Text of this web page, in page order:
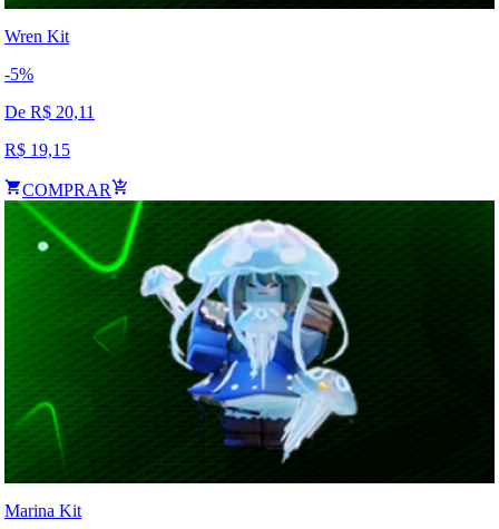
Wren Kit
-5%
De R$ 20,11
R$ 19,15
COMPRAR
Marina Kit